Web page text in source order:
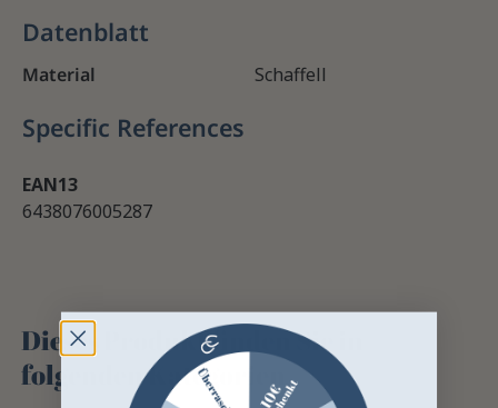
Datenblatt
Material Schaffell
Specific References
EAN13
6438076005287
Dieses Produkt finden Sie in
folgenden Kategorien